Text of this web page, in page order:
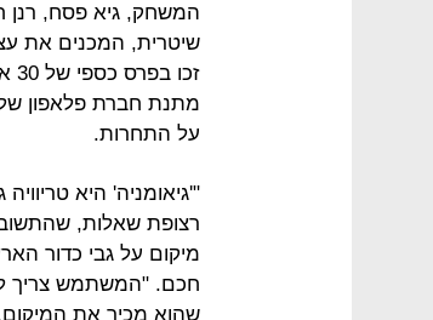
המשחק, גיא פסח, רנן
מתנת חברת פלאפון
על התחרות.
"'גיאומניה' היא טריוויה
רצופת שאלות,
מיקום על גבי כדור
חכם. "המשתמש צריך
שהוא מכיר את